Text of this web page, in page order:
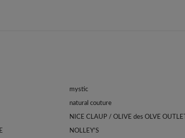
mystic
natural couture
NICE CLAUP / OLIVE des OLVE OUTLET
NOLLEY'S